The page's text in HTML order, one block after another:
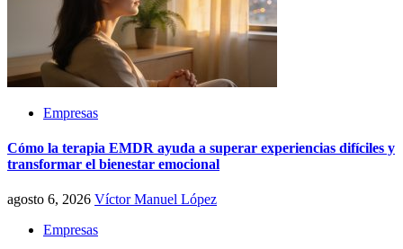
Empresas
Cómo la terapia EMDR ayuda a superar experiencias difíciles y
transformar el bienestar emocional
agosto 6, 2026 Víctor Manuel López
Empresas